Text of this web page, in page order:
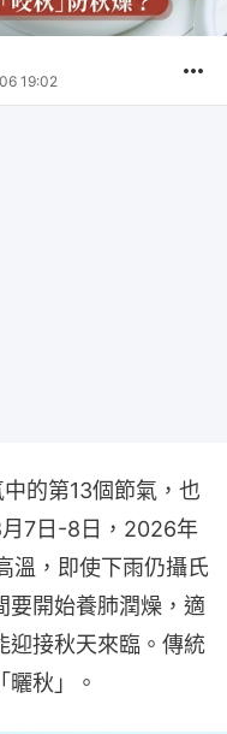
19:02
的第13個節氣，也
7日-8日，2026年
溫，即使下雨仍攝氏
要開始養肺潤燥，適
迎接秋天來臨。傳統
秋」。